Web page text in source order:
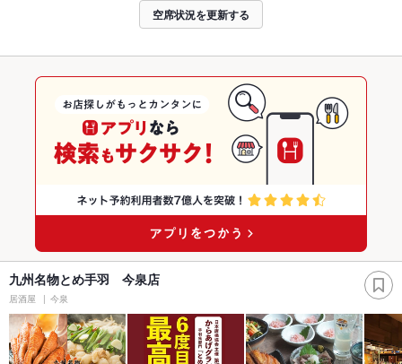
空席状況を更新する
九州名物とめ手羽 今泉店
居酒屋 今泉